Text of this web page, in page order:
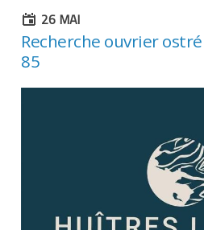
26 MAI
Recherche ouvrier
85